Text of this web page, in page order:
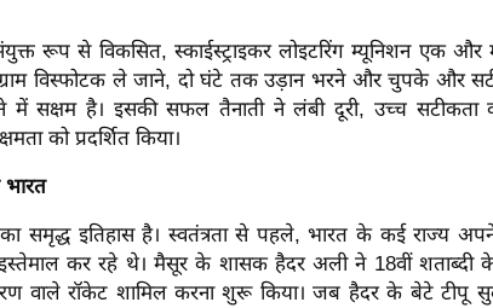
रूप से विकसित, स्काईस्ट्राइकर लोइटरिंग म्यूनिशन एक और
विस्फोटक ले जाने, दो घंटे तक उड़ान भरने और चुपके और
में सक्षम है। इसकी सफल तैनाती ने लंबी दूरी, उच्च सटीकता
को प्रदर्शित किया।
भारत
समृद्ध इतिहास है। स्वतंत्रता से पहले, भारत के कई राज्य
कर रहे थे। मैसूर के शासक हैदर अली ने 18वीं शताब्दी
वाले रॉकेट शामिल करना शुरू किया। जब हैदर के बेटे टीपू